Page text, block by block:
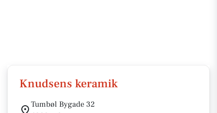
Knudsens keramik
Tumbøl Bygade 32